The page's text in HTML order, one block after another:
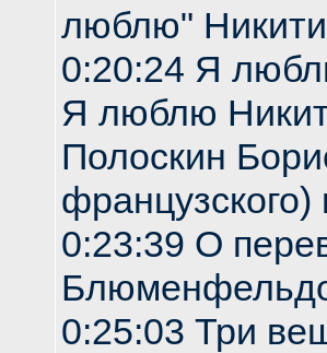
люблю"
0:20:24 Я
Я люблю
Полоскин
0:23:39 О
0:25:03 Три